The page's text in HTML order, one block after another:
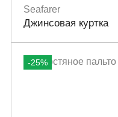
Размеры
Seafarer
Джинсовая куртка
-25%